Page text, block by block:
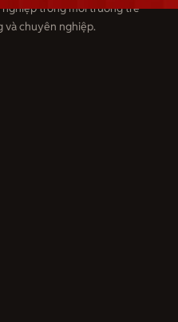
nghiệp trong môi trường trẻ
và chuyên nghiệp.